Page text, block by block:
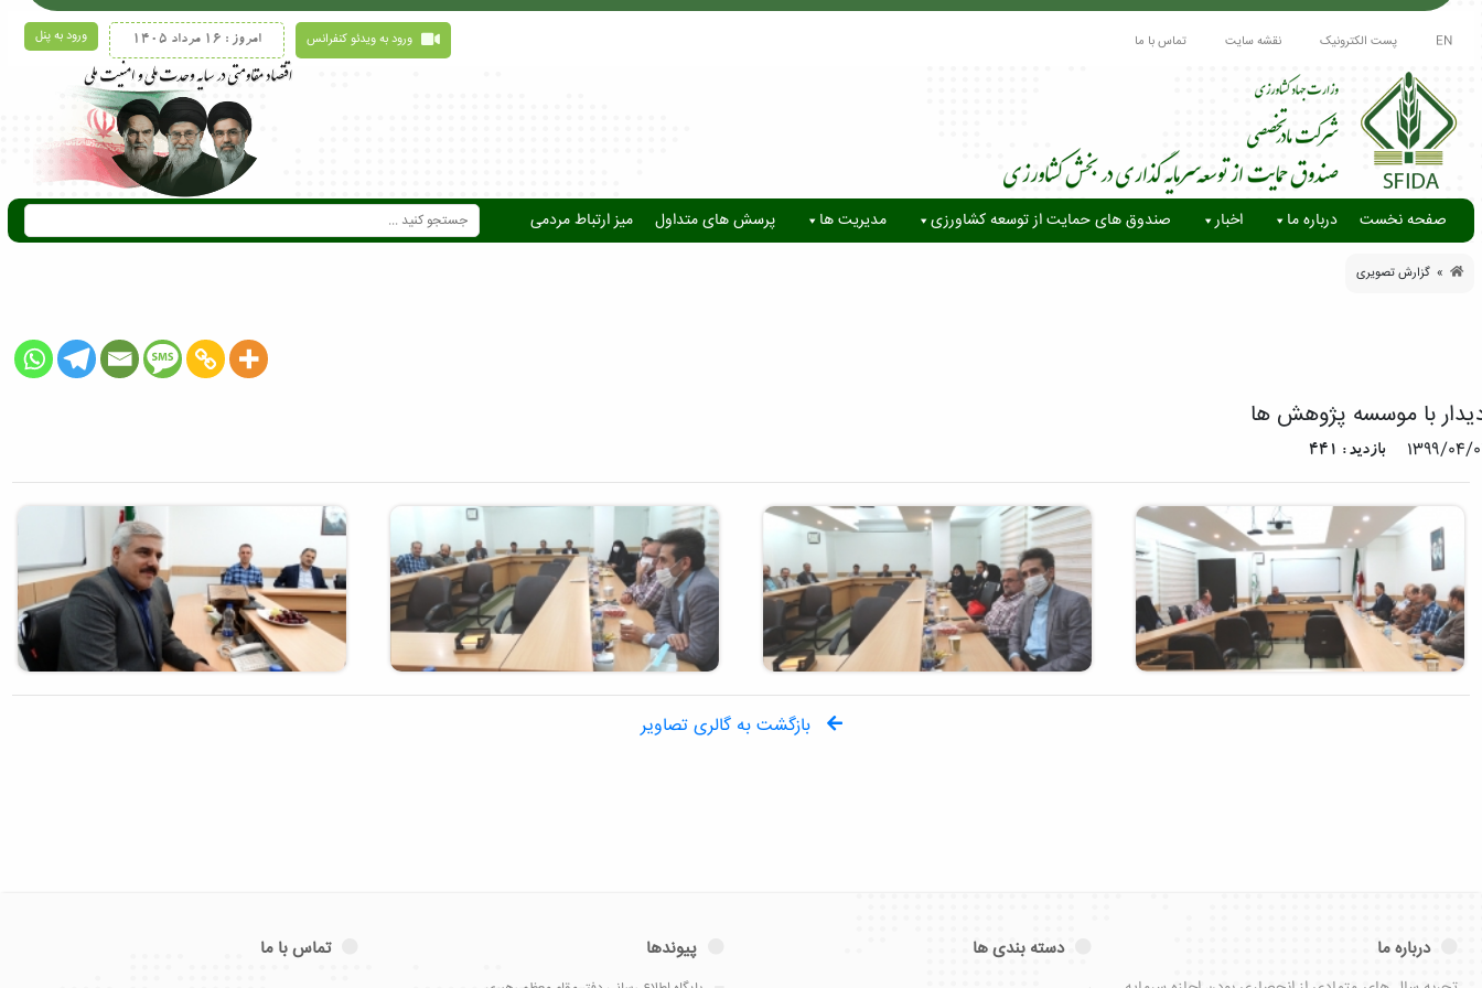
EN پست الکترونیک نقشه سایت تماس با ما ورود به پنل امروز : 16 مرداد 1405 ورود به ویدئو کنفرانس
صفحه نخست درباره ما اخبار صندوق های حمایت از توسعه کشاورزی مدیریت ها پرسش های متداول میز ارتباط مردمی
» گزارش تصویری
با موسسه پژوهش ها
۰۴/۰۱ بازدید : 441
بازگشت به گالری تصاویر
درباره ما دسته بندی ها پیوندها تماس با ما